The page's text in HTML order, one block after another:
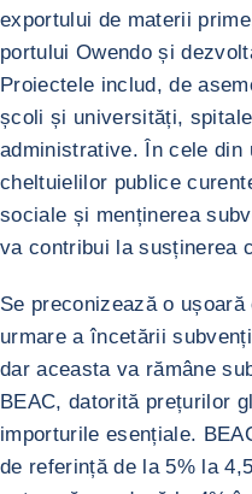
exportului de materii
portului Owendo și
Proiectele includ, de
școli și universități,
administrative. În cele din
cheltuielilor publice
sociale și menținerea
va contribui la susținerea
Se preconizează o
urmare a încetării
dar aceasta va rămâne
BEAC, datorită prețurilor
importurile esențiale.
de referință de la 5% la